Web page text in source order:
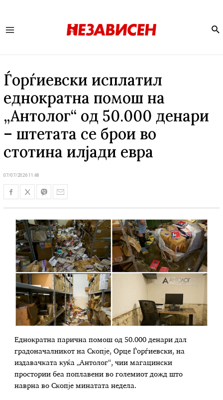
Ѓорѓиевски исплатил
еднократна помош на
„Антолог“ од 50.000 денари
– штетата се брои во
стотина илјади евра
07/07/2026 11:48
Еднократна парична помош од 50.000 денари дал
градоначалникот на Скопје, Орце Ѓорѓиевски, на
издавачката куќа „Антолог“, чии магацински
простории беа поплавени во големиот дожд што
наврна во Скопје минатата недела.